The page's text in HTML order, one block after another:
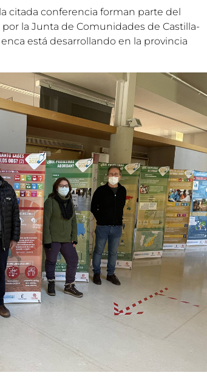
citada conferencia forman parte del
la Junta de Comunidades de Castilla-
está desarrollando en la provincia